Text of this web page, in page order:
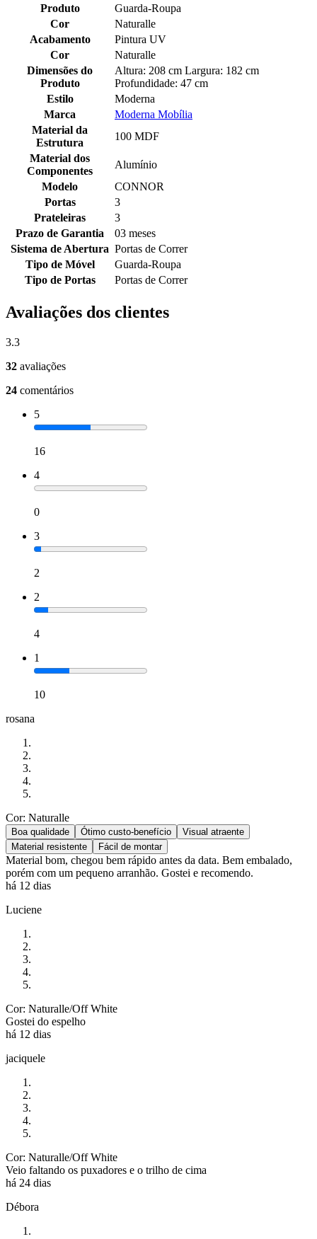
Produto
Guarda-Roupa
Cor
Naturalle
Acabamento
Pintura UV
Cor
Naturalle
Dimensões do
Produto
Altura: 208 cm Largura: 182 cm
Profundidade: 47 cm
Estilo
Moderna
Marca
Moderna Mobília
Material da
Estrutura
100 MDF
Material dos
Componentes
Alumínio
Modelo
CONNOR
Portas
3
Prateleiras
3
Prazo de Garantia
03 meses
Sistema de Abertura Portas de Correr
Tipo de Móvel
Guarda-Roupa
Tipo de Portas
Portas de Correr
Avaliações dos clientes
3.3
32 avaliações
24 comentários
5
16
4
0
3
2
2
4
1
10
rosana
Cor: Naturalle
Boa qualidade Ótimo custo-benefício
Visual atraente
Material resistente
Fácil de montar
Material bom, chegou bem rápido antes da data. Bem embalado,
porém com um pequeno arranhão. Gostei e recomendo.
há 12 dias
Luciene
Cor: Naturalle/Off White
Gostei do espelho
há 12 dias
jaciquele
Cor: Naturalle/Off White
Veio faltando os puxadores e o trilho de cima
há 24 dias
Débora